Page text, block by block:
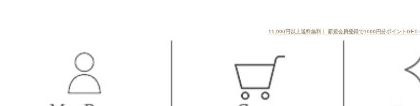
11,000円以上送料無料！ 新規会員登録で1000円分ポイントGET♪